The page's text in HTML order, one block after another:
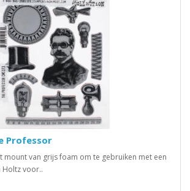
Professor
mount van grijs foam om te gebruiken met een
Holtz voor..